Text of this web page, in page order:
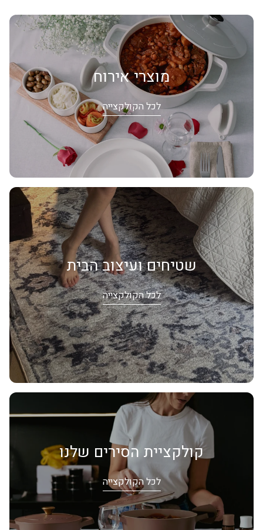
מוצרי אירוח
לכל הקולקצייה
שטיחים ועיצוב הבית
לכל הקולקצייה
קולקציית הסירים שלנו
לכל הקולקצייה